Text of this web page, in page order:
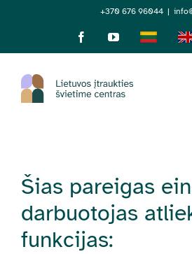
+370 676 96044 |
FacebookYouTubeLietuviškai
Šias pareigas
darbuotojas
funkcijas: